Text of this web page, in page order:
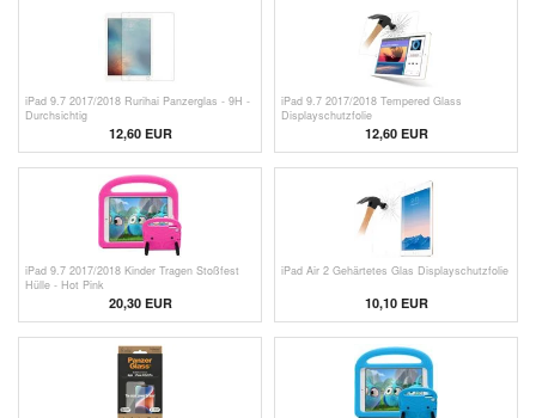
iPad 9.7 2017/2018 Rurihai Panzerglas - 9H -
Durchsichtig
12,60 EUR
iPad 9.7 2017/2018 Tempered Glass
Displayschutzfolie
12,60 EUR
iPad 9.7 2017/2018 Kinder Tragen Stoßfest
Hülle - Hot Pink
20,30 EUR
iPad Air 2 Gehärtetes Glas Displayschutzfolie
10,10 EUR